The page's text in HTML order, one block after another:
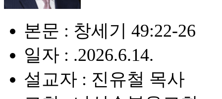
본문 : 창세기 49:22-26
일자 : .2026.6.14.
설교자 : 진유철 목사